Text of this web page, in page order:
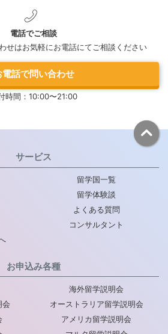
電話でご相談
せはお気軽にお電話にてご相談ください
電話で問い合わせ
時間：10:00〜21:00
サービス
留学国一覧
留学体験談
よくある質問
コンサルタント
お申込み各種
海外留学説明会
会
オーストラリア留学説明会
アメリカ留学説明会